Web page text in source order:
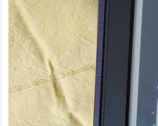
Je bouquine #149